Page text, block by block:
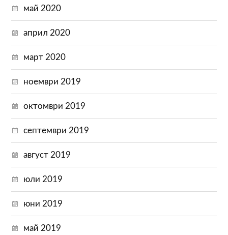
май 2020
април 2020
март 2020
ноември 2019
октомври 2019
септември 2019
август 2019
юли 2019
юни 2019
май 2019